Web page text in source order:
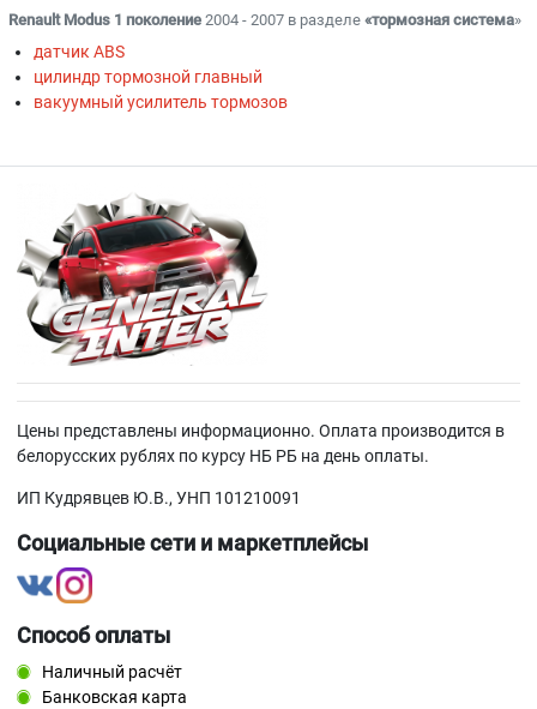
Renault Modus 1 поколение 2004 - 2007 в разделе «тормозная система»
датчик ABS
цилиндр тормозной главный
вакуумный усилитель тормозов
Цены представлены информационно. Оплата производится в
белорусских рублях по курсу НБ РБ на день оплаты.
ИП Кудрявцев Ю.В., УНП 101210091
Социальные сети и маркетплейсы
Способ оплаты
Наличный расчёт
Банковская карта